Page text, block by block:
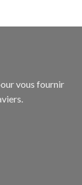
vous fournir